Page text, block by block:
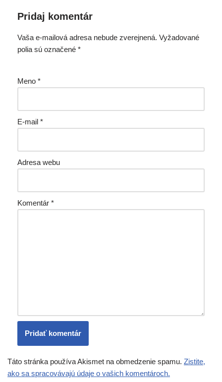
Pridaj komentár
Vaša e-mailová adresa nebude zverejnená. Vyžadované
polia sú označené *
Meno *
E-mail *
Adresa webu
Komentár *
Táto stránka používa Akismet na obmedzenie spamu. Zistite,
ako sa spracovávajú údaje o vašich komentároch.